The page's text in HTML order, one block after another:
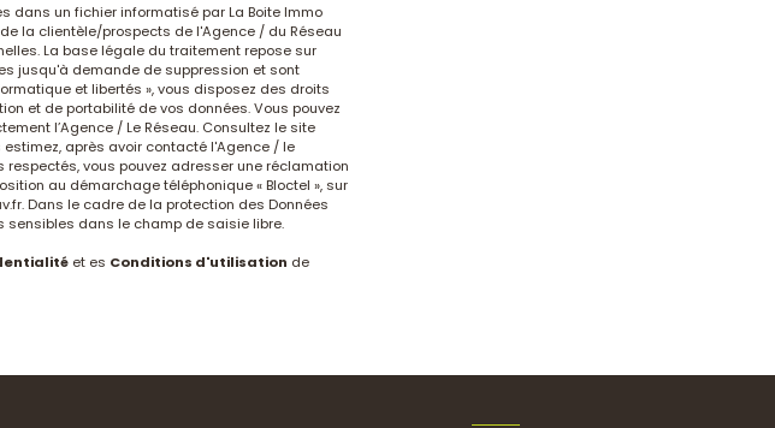
dans un fichier informatisé par La Boite Immo
la clientèle/prospects de l'Agence / du Réseau
La base légale du traitement repose sur
jusqu'à demande de suppression et sont
et libertés », vous disposez des droits
et de portabilité de vos données. Vous pouvez
l’Agence / Le Réseau. Consultez le site
estimez, après avoir contacté l'Agence / le
respectés, vous pouvez adresser une réclamation
au démarchage téléphonique « Bloctel », sur
. Dans le cadre de la protection des Données
sensibles dans le champ de saisie libre.
et es Conditions d'utilisation de